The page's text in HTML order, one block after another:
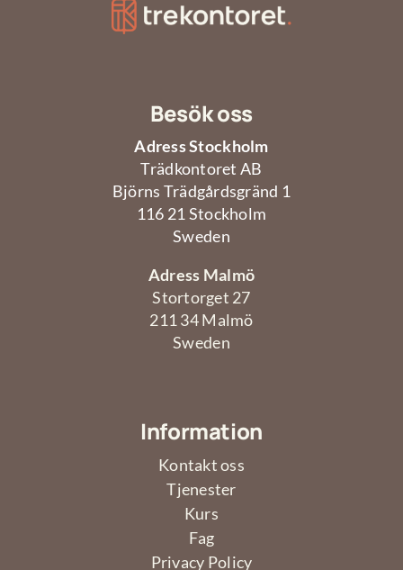
Besök oss
Adress Stockholm
Trädkontoret AB
Björns Trädgårdsgränd 1
116 21 Stockholm
Sweden
Adress Malmö
Stortorget 27
211 34 Malmö
Sweden
Information
Kontakt oss
Tjenester
Kurs
Fag
Privacy Policy